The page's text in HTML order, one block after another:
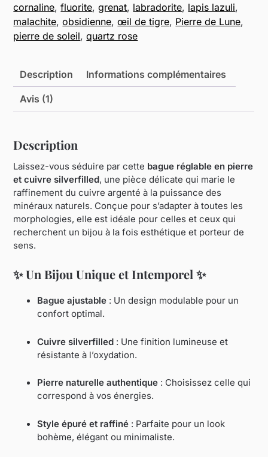
silverfilled
cornaline,fluorite,grenat, labradorite, lapis lazuli,
malachite,obsidienne,œil de tigre, Pierre de Lune,
pierre de soleil,quartz rose
Description Informations complémentaires
Avis (1)
Description
Laissez-vous séduire par cette bague réglable en pierre
et cuivre silverfilled, une pièce délicate qui marie le
raffinement du cuivre argenté à la puissance des
minéraux naturels. Conçue pour s’adapter à toutes les
morphologies, elle est idéale pour celles et ceux qui
recherchent un bijou à la fois esthétique et porteur de
sens.
✨Un Bijou Unique et Intemporel✨
Bague ajustable : Un design modulable pour un
confort optimal.
Cuivre silverfilled : Une finition lumineuse et
résistante à l’oxydation.
Pierre naturelle authentique : Choisissez celle qui
correspond à vos énergies.
Style épuré et raffiné : Parfaite pour un look
bohème, élégant ou minimaliste.